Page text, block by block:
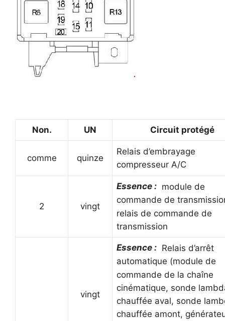
Non. UN Circuit protégé
comme quinze
Relais d’embrayage
compresseur A/C
2 vingt
Essence : module de
commande de
relais de commande de
transmission
vingt
Essence : Relais d’arrêt
automatique (module de
commande de la chaîne
cinématique, sonde
chauffée aval, sonde
chauffée amont,